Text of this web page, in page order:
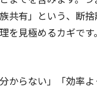
共有」という、断
を見極めるカギで
からない」「効率